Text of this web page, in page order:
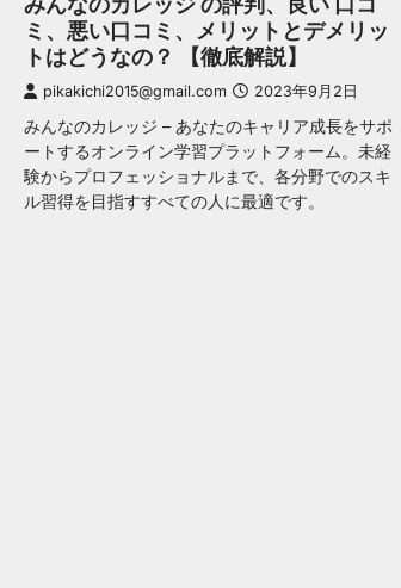
ミ、悪い口コミ、メリットとデメリッ
トはどうなの？ 【徹底解説】
pikakichi2015@gmail.com 2023年9月2日
みんなのカレッジ – あなたのキャリア成長をサポ
ートするオンライン学習プラットフォーム。未経
験からプロフェッショナルまで、各分野でのスキ
ル習得を目指すすべての人に最適です。